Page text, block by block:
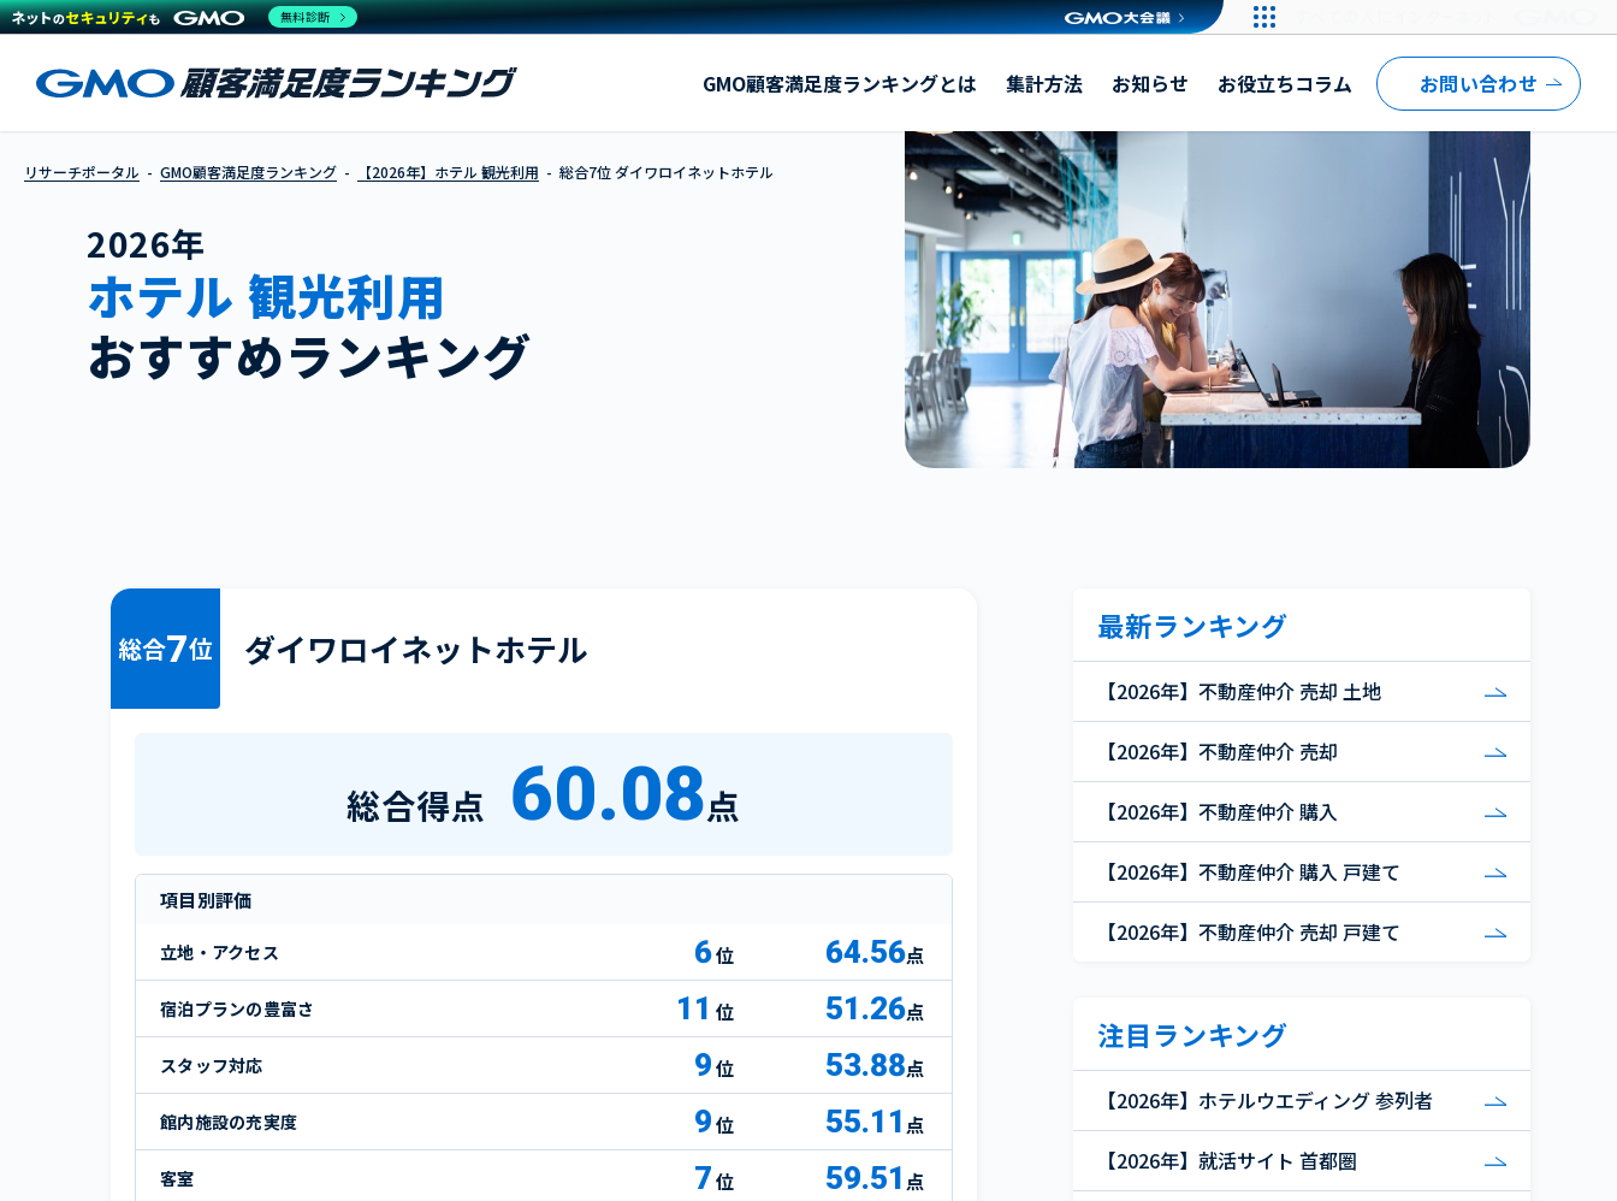
ダイワロイネットホテルGMO顧客満足度ランキングとは 集計方法 お知らせ お役立ちコラム お問い合わせ
リサーチポータル GMO顧客満足度ランキング 【2026年】ホテル 観光利用 総合7位 ダイワロイネットホテル
2026年
ホテル 観光利用
おすすめランキング
総合7位 ダイワロイネットホテル
総合得点 60.08点
項目別評価
立地・アクセス 6 64.56点
宿泊プランの豊富さ 11 51.26点
スタッフ対応 9 53.88点
館内施設の充実度 9 55.11 点
客室 7 59.51 点
最新ランキング
【2026年】不動産仲介 売却 土地
【2026年】不動産仲介 売却
【2026年】不動産仲介 購入
【2026年】不動産仲介 購入 戸建て
【2026年】不動産仲介 売却 戸建て
注目ランキング
【2026年】ホテルウエディング 参列者
【2026年】就活サイト 首都圏
無料診断